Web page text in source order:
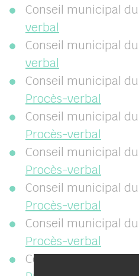
Conseil municipal
verbal
Conseil municipal
verbal
Conseil municipal
Procès-verbal
Conseil municipal
Procès-verbal
Conseil municipal
Procès-verbal
Conseil municipal
Procès-verbal
Conseil municipal du
Procès-verbal
Conseil municipal